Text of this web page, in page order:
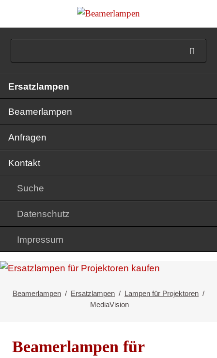
überspringen
Ersatzlampen
Beamerlampen
Anfragen
Kontakt
Suche
Datenschutz
Impressum
Beamerlampen Ersatzlampen
Lampen für Projektoren
MediaVision
Beamerlampen für